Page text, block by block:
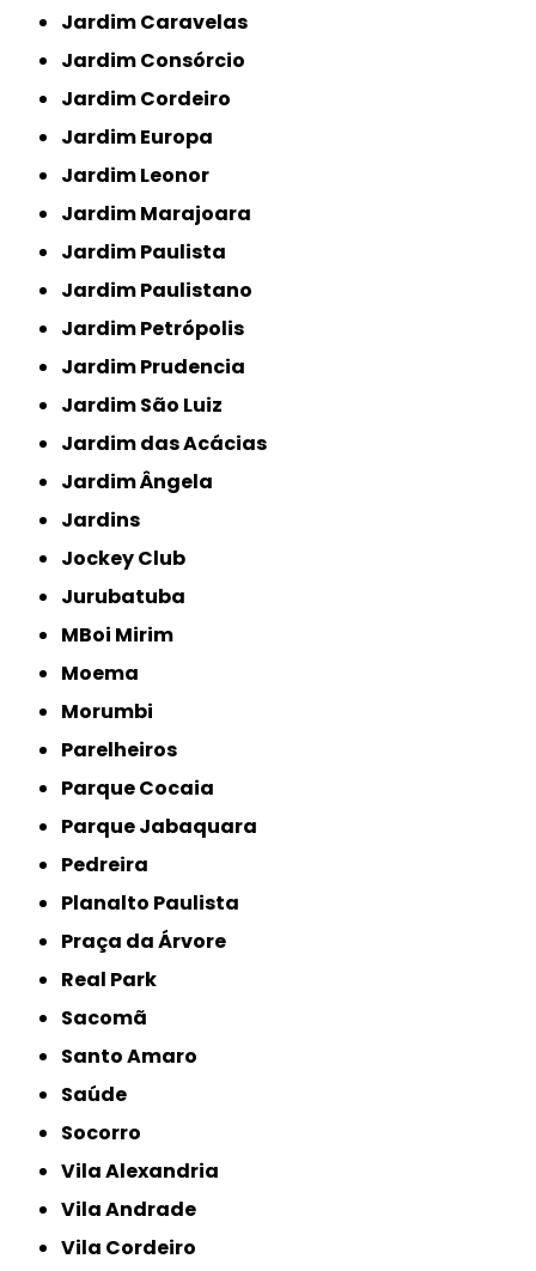
Jardim Caravelas
Jardim Consórcio
Jardim Cordeiro
Jardim Europa
Jardim Leonor
Jardim Marajoara
Jardim Paulista
Jardim Paulistano
Jardim Petrópolis
Jardim Prudencia
Jardim São Luiz
Jardim das Acácias
Jardim Ângela
Jardins
Jockey Club
Jurubatuba
MBoi Mirim
Moema
Morumbi
Parelheiros
Parque Cocaia
Parque Jabaquara
Pedreira
Planalto Paulista
Praça da Árvore
Real Park
Sacomã
Santo Amaro
Saúde
Socorro
Vila Alexandria
Vila Andrade
Vila Cordeiro